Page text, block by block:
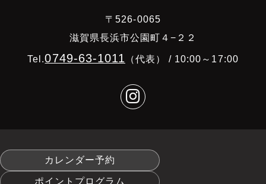
〒526-0065
滋賀県長浜市公園町４−２２
Tel.0749-63-1011 （代表） / 10:00～17:00
カレンダー予約
ポイントプログラム